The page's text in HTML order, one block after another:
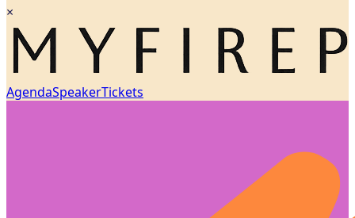
×
AgendaSpeakerTickets